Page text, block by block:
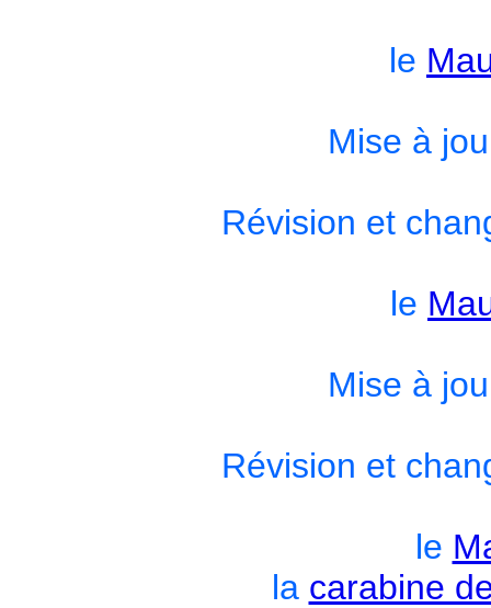
le
Mise à
Révision et
le
Mise à
Révision et
le
la carabine